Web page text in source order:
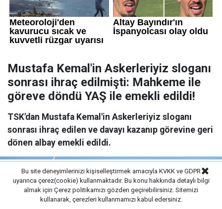
Mustafa Kemal'in Askerleriyiz sloganı
sonrası ihraç edilmişti: Mahkeme ile
göreve döndü YAŞ ile emekli edildi!
TSK'dan Mustafa Kemal'in Askerleriyiz sloganı
sonrası ihraç edilen ve davayı kazanıp görevine geri
dönen albay emekli edildi.
Bu site deneyimlerinizi kişiselleştirmek amacıyla KVKK ve GDPR
uyarınca çerez(cookie) kullanmaktadır. Bu konu hakkında detaylı bilgi
almak için Çerez politikamızı gözden geçirebilirsiniz. Sitemizi
kullanarak, çerezleri kullanmamızı kabul edersiniz.